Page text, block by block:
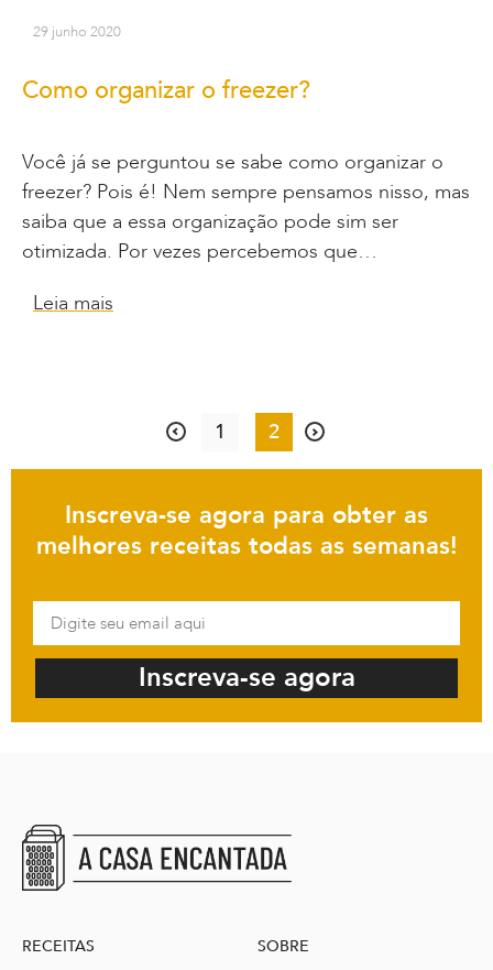
29 junho 2020
Como organizar o freezer?
Você já se perguntou se sabe como organizar o
freezer? Pois é! Nem sempre pensamos nisso, mas
saiba que a essa organização pode sim ser
otimizada. Por vezes percebemos que…
Leia mais
1 2
Inscreva-se agora para obter as
melhores receitas todas as semanas!
Inscreva-se agora
RECEITAS SOBRE